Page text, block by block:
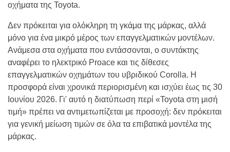
οχήματα της Toyota.
Δεν πρόκειται για ολόκληρη τη γκάμα της μάρκας, αλλά
μόνο για ένα μικρό μέρος των επαγγελματικών μοντέλων.
Ανάμεσα στα οχήματα που εντάσσονται, ο συντάκτης
αναφέρει το ηλεκτρικό Proace και τις δίθεσες
επαγγελματικών οχημάτων του υβριδικού Corolla. Η
προσφορά είναι χρονικά περιορισμένη και ισχύει έως τις 30
Ιουνίου 2026. Γι' αυτό η διατύπωση περί «Toyota στη μισή
τιμή» πρέπει να αντιμετωπίζεται με προσοχή: δεν πρόκειται
για γενική μείωση τιμών σε όλα τα επιβατικά μοντέλα της
μάρκας.